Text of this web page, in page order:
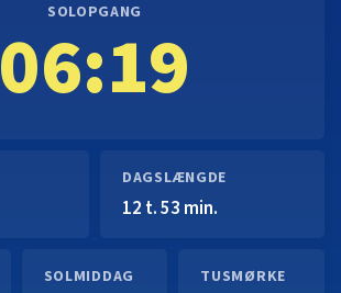
SOLOPGANG
06:19
DAGSLÆNGDE
12 t. 53 min.
SOLMIDDAG TUSMØRKE